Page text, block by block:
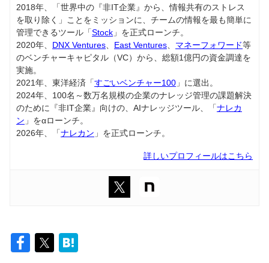
2018年、「世界中の『非IT企業』から、情報共有のストレス
を取り除く」ことをミッションに、チームの情報を最も簡単に
管理できるツール「Stock 」を正式ローンチ。
2020年、 DNX Ventures East Ventures マネーフォワード等
のベンチャーキャピタル（VC）から、総額1億円の資金調達を
実施。
2021年、東洋経済「すごいベンチャー100 」に選出。
2024年、100名～数万名規模の企業のナレッジ管理の課題解決
のために『非IT企業』向けの、AIナレッジツール、「ナレカ
ン 」をαローンチ。
2026年、「ナレカン 」を正式ローンチ。
詳しいプロフィールはこちら